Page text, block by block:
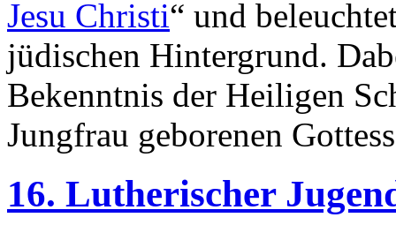
Jesu Christi“ und
jüdischen Hintergrund.
Bekenntnis der Heiligen
Jungfrau geborenen
16. Lutherischer